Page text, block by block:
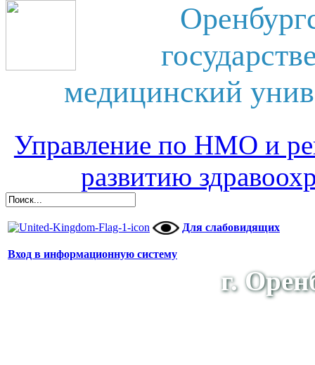
медицинский
Управление по НМО и
развитию
Для слабовидящих
Вход в информационную систему
г.